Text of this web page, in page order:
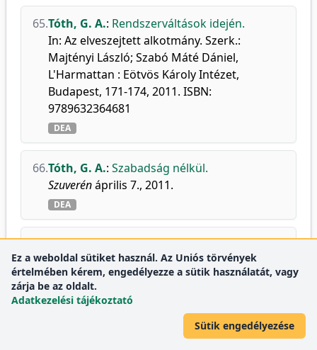
65.Tóth, G. A.: Rendszerváltások idején.
In: Az elveszejtett alkotmány. Szerk.:
Majtényi László; Szabó Máté Dániel,
L'Harmattan : Eötvös Károly Intézet,
Budapest, 171-174, 2011. ISBN:
9789632364681
DEA
66.Tóth, G. A.: Szabadság nélkül.
Szuverénáprilis 7., 2011.
DEA
67.Tóth, G. A.:Teherviselés.
Szuverénoktóber 23., 2011.
Unequal protection: historical
churches and Roma people in the
Ez a weboldal sütiket használ. Az Uniós törvények
értelmében kérem, engedélyezze a sütik használatát, vagy
zárja be az oldalt.
Adatkezelési tájékoztató
Sütik engedélyezése